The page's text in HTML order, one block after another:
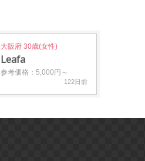
大阪府 30歳(女性)
Leafa
参考価格：5,000円～
122日前